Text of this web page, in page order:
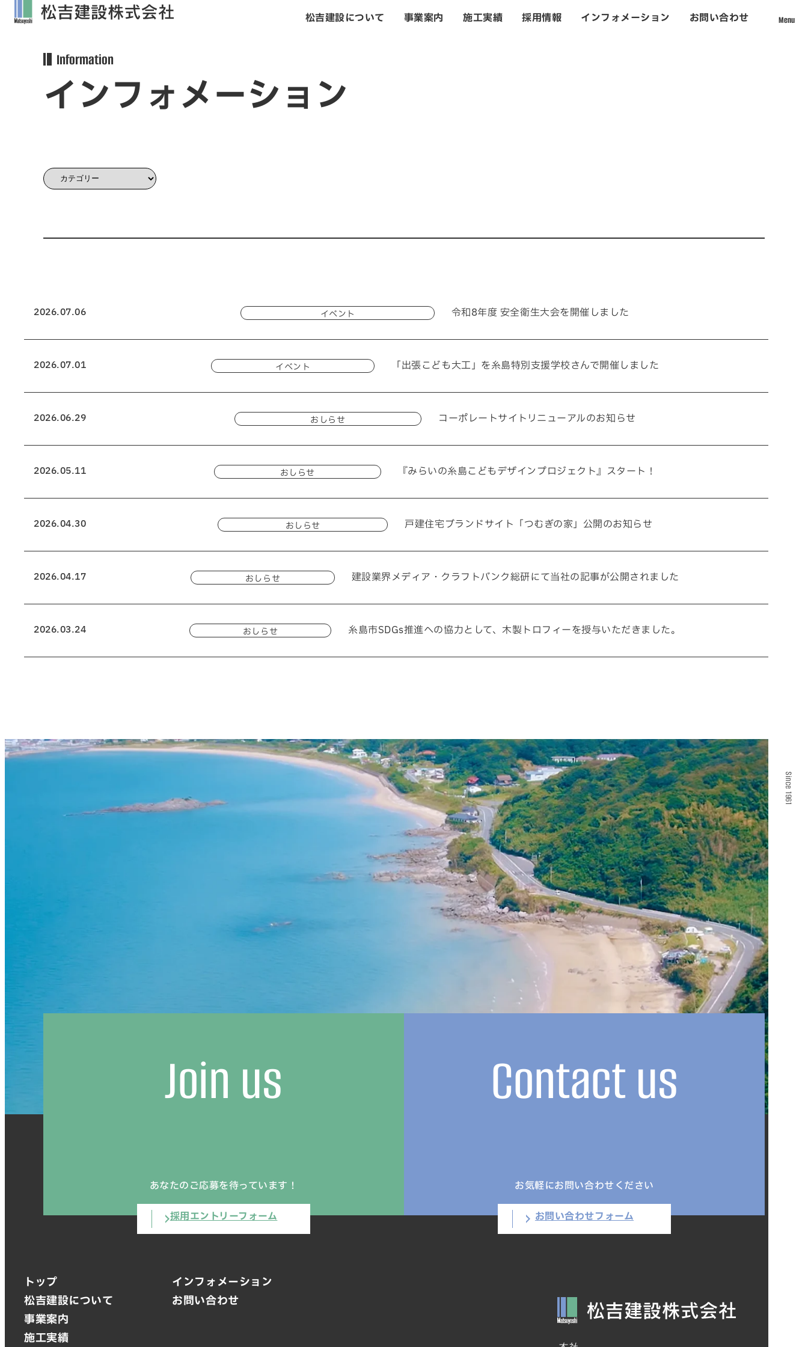
松吉建設について 事業案内 施工実績 採用情報 インフォメーション お問い合わせ Menu
Since 1961
施工実績
サイトマップ
TEL.092-323-3960
SNS
matsuyoshi.official
つむぎの家
matsuyoshi_kensetsu
松吉建設株式会社
Information
インフォメーション
2026.07.06 イベント 令和8年度 安全衛生大会を開催しました
2026.07.01 イベント 「出張こども大工」を糸島特別支援学校さんで開催しました
2026.06.29 おしらせ コーポレートサイトリニューアルのお知らせ
2026.05.11 おしらせ 『みらいの糸島こどもデザインプロジェクト』スタート！
2026.04.30 おしらせ 戸建住宅ブランドサイト「つむぎの家」公開のお知らせ
2026.04.17 おしらせ 建設業界メディア・クラフトバンク総研にて当社の記事が公開されました
2026.03.24 おしらせ 糸島市SDGs推進への協力として、木製トロフィーを授与いただきました。
Join us
あなたのご応募を待っています！
採用エントリーフォーム
Contact us
お気軽にお問い合わせください
お問い合わせフォーム
トップ
松吉建設について
事業案内
施工実績
インフォメーション
お問い合わせ